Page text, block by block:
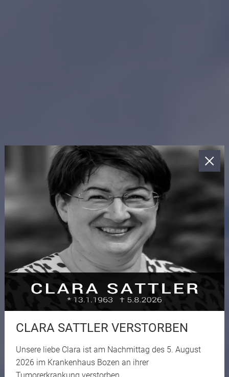
CLARA SATTLER VERSTORBEN
Unsere liebe Clara ist am Nachmittag des 5. August
2026 im Krankenhaus Bozen an ihrer
Tumorerkrankung verstorben.